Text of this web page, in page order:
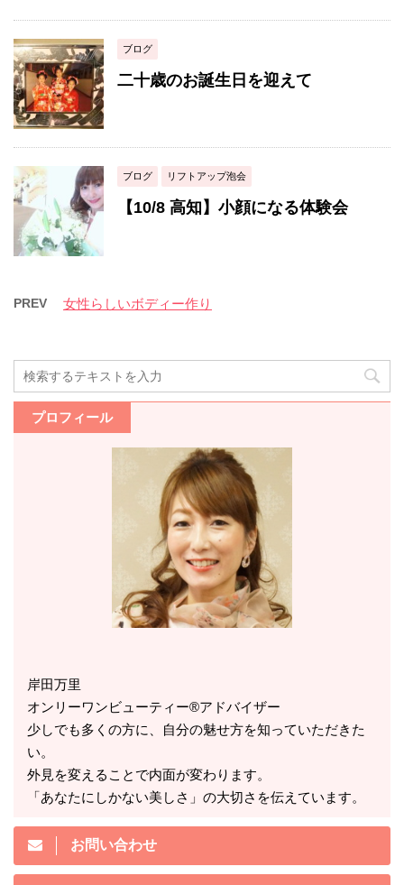
ブログ
二十歳のお誕生日を迎えて
ブログ リフトアップ泡会
【10/8 高知】小顔になる体験会
PREV 女性らしいボディー作り
プロフィール
岸田万里
オンリーワンビューティー®アドバイザー
少しでも多くの方に、自分の魅せ方を知っていただきた
い。
外見を変えることで内面が変わります。
「あなたにしかない美しさ」の大切さを伝えています。
お問い合わせ